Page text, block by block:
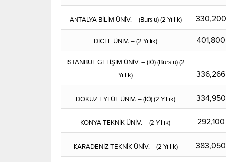
ANTALYA BİLİM ÜNİV. – (Burslu) (2 Yıllık) 330,200
DİCLE ÜNİV. – (2 Yıllık) 401,800
İSTANBUL GELİŞİM ÜNİV. – (İÖ) (Burslu) (2
Yıllık)
336,266
DOKUZ EYLÜL ÜNİV. – (İÖ) (2 Yıllık) 334,950
KONYA TEKNİK ÜNİV. – (2 Yıllık) 292,100
KARADENİZ TEKNİK ÜNİV. – (2 Yıllık) 383,050